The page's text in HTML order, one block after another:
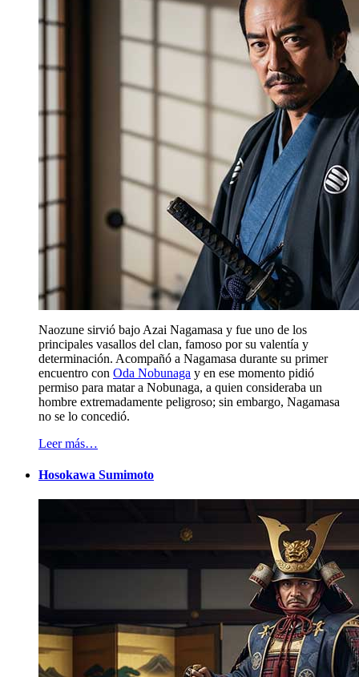
Naozune sirvió bajo Azai Nagamasa y fue uno de los
principales vasallos del clan, famoso por su valentía y
determinación. Acompañó a Nagamasa durante su primer
encuentro con Oda Nobunaga y en ese momento pidió
permiso para matar a Nobunaga, a quien consideraba un
hombre extremadamente peligroso; sin embargo, Nagamasa
no se lo concedió.
Leer más…
Hosokawa Sumimoto